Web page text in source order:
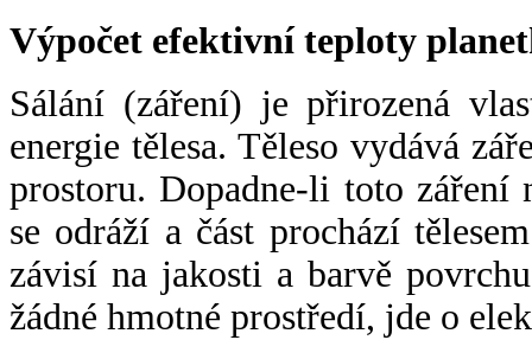
Výpočet efektivní teploty
Sálání (záření) je přirozená
energie tělesa. Těleso vydává
prostoru. Dopadne-li toto záření
se odráží a část prochází
závisí na jakosti a barvě
žádné hmotné prostředí, jde o